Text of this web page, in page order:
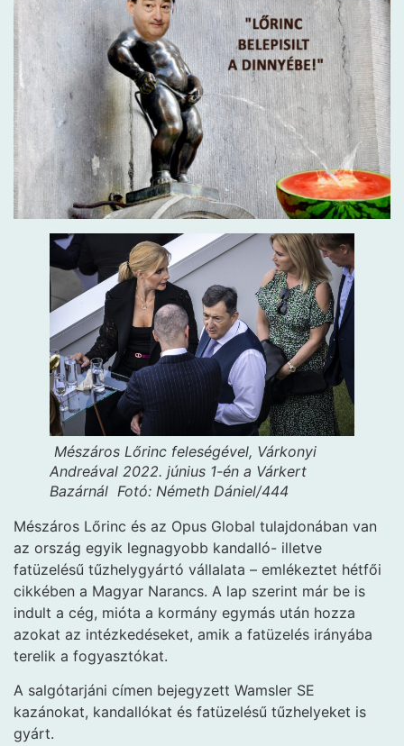
Mészáros Lőrinc feleségével, Várkonyi
Andreával 2022. június 1-én a Várkert
Bazárnál Fotó: Németh Dániel/444
Mészáros Lőrinc és az Opus Global tulajdonában van
az ország egyik legnagyobb kandalló- illetve
fatüzelésű tűzhelygyártó vállalata – emlékeztet hétfői
cikkében a Magyar Narancs. A lap szerint már be is
indult a cég, mióta a kormány egymás után hozza
azokat az intézkedéseket, amik a fatüzelés irányába
terelik a fogyasztókat.
A salgótarjáni címen bejegyzett Wamsler SE
kazánokat, kandallókat és fatüzelésű tűzhelyeket is
gyárt.